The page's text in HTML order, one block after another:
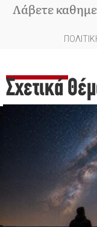
Λάβετε
Σχετικά